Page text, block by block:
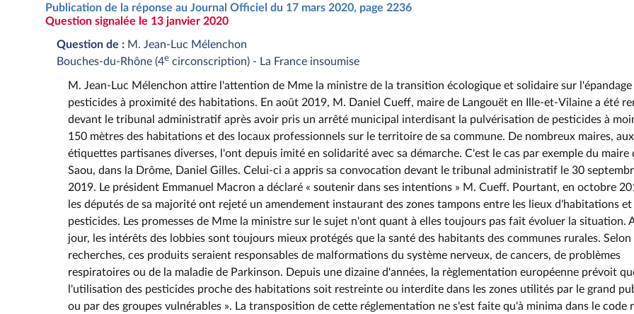
Publication de la réponse au Journal Officiel du 17 mars 2020, page 2236
Question signalée le 13 janvier 2020
Question de : M. Jean-Luc Mélenchon
Bouches-du-Rhône (4e circonscription) - La France insoumise
M. Jean-Luc Mélenchon attire l'attention de Mme la ministre de la transition écologique et solidaire sur l'épandage
pesticides à proximité des habitations. En août 2019, M. Daniel Cueff, maire de Langouët en Ille-et-Vilaine a été
devant le tribunal administratif après avoir pris un arrêté municipal interdisant la pulvérisation de pesticides à
150 mètres des habitations et des locaux professionnels sur le territoire de sa commune. De nombreux maires, aux
étiquettes partisanes diverses, l'ont depuis imité en solidarité avec sa démarche. C'est le cas par exemple du maire
Saou, dans la Drôme, Daniel Gilles. Celui-ci a appris sa convocation devant le tribunal administratif le 30
2019. Le président Emmanuel Macron a déclaré « soutenir dans ses intentions » M. Cueff. Pourtant, en octobre
les députés de sa majorité ont rejeté un amendement instaurant des zones tampons entre les lieux d'habitations et
pesticides. Les promesses de Mme la ministre sur le sujet n'ont quant à elles toujours pas fait évoluer la situation.
jour, les intérêts des lobbies sont toujours mieux protégés que la santé des habitants des communes rurales. Selon
recherches, ces produits seraient responsables de malformations du système nerveux, de cancers, de problèmes
respiratoires ou de la maladie de Parkinson. Depuis une dizaine d'années, la règlementation européenne prévoit
l'utilisation des pesticides proche des habitations soit restreinte ou interdite dans les zones utilités par le grand
ou par des groupes vulnérables ». La transposition de cette réglementation ne s'est faite qu'à minima dans le code